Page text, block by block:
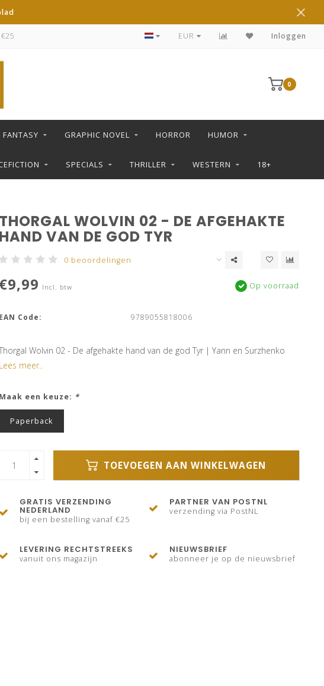
€25 DE LEUKSTE STRIPS KOOP JE IN DE L SHOP
EUR Inloggen
0
FANTASY GRAPHIC NOVEL HORROR HUMOR
SPECIALS THRILLER WESTERN 18+
THORGAL WOLVIN 02 - DE AFGEHAKTE
HAND VAN DE GOD TYR
0 beoordelingen
€9,99 Incl. btw Op voorraad
EAN Code: 9789055818006
Wolvin 02 - De afgehakte hand van de god Tyr | Yann en Surzhenko
Lees meer..
Maak een keuze: *
Paperback
TOEVOEGEN AAN WINKELWAGEN
GRATIS VERZENDING
NEDERLAND
bij een bestelling vanaf €25
PARTNER VAN POSTNL
verzending via PostNL
LEVERING RECHTSTREEKS
vanuit ons magazijn
NIEUWSBRIEF
abonneer je op de nieuwsbrief